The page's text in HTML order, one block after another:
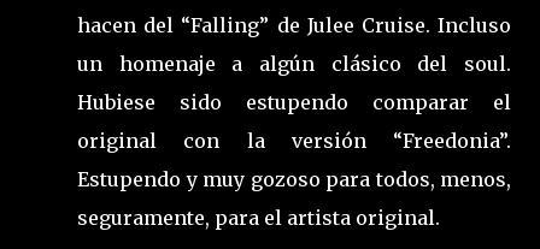
hacen del “Falling” de Julee Cruise. Incluso
un homenaje a algún clásico del soul.
Hubiese sido estupendo comparar el
original con la versión “Freedonia”.
Estupendo y muy gozoso para todos, menos,
seguramente, para el artista original.